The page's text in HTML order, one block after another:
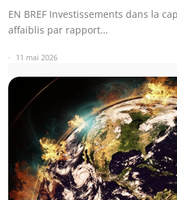
EN BREF Investissements dans la
affaiblis par rapport…
11 mai 2026